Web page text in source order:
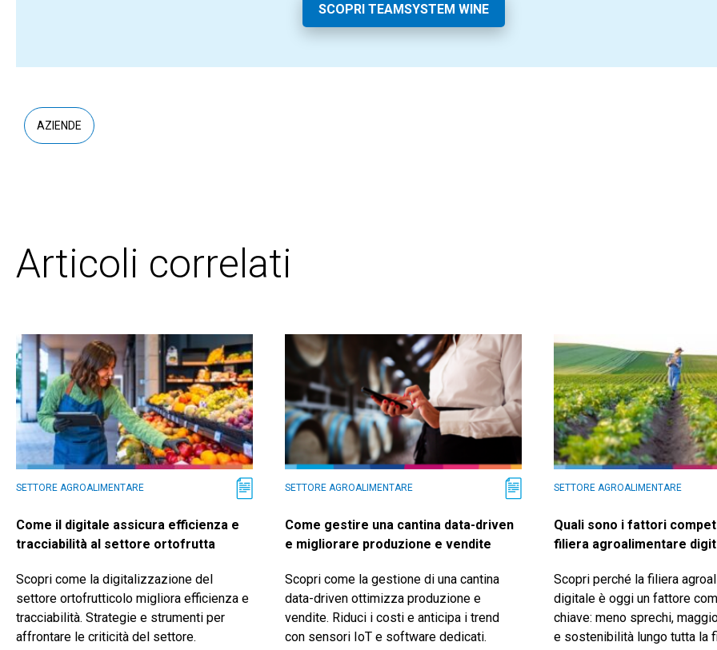
SCOPRI TEAMSYSTEM WINE
AZIENDE
Articoli correlati
SETTORE AGROALIMENTARE
Come il digitale assicura efficienza e
tracciabilità al settore ortofrutta
Scopri come la digitalizzazione del
settore ortofrutticolo migliora efficienza e
tracciabilità. Strategie e strumenti per
affrontare le criticità del settore.
SETTORE AGROALIMENTARE
Come gestire una cantina data-driven
e migliorare produzione e vendite
Scopri come la gestione di una cantina
data-driven ottimizza produzione e
vendite. Riduci i costi e anticipa i trend
con sensori IoT e software dedicati.
SETTORE AGROALIMENTARE
Quali sono i fattori
filiera agroalimentare
Scopri perché la filiera
digitale è oggi un fattore
chiave: meno sprechi,
e sostenibilità lungo tutta la